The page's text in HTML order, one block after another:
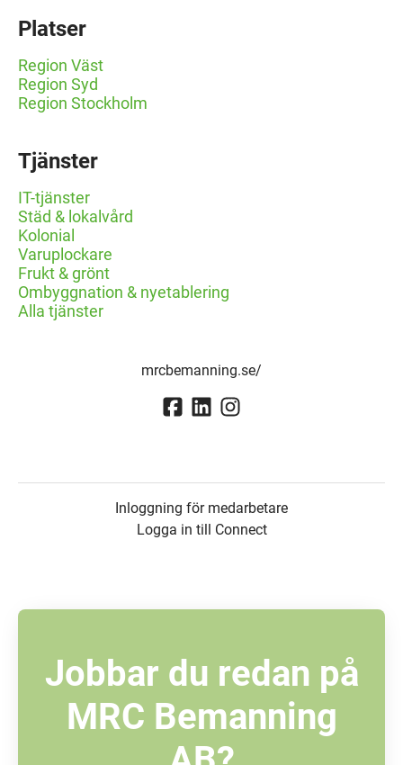
Platser
Region Väst
Region Syd
Region Stockholm
Tjänster
IT-tjänster
Städ & lokalvård
Kolonial
Varuplockare
Frukt & grönt
Ombyggnation & nyetablering
Alla tjänster
mrcbemanning.se/
Inloggning för medarbetare
Logga in till Connect
Jobbar du redan på
MRC Bemanning